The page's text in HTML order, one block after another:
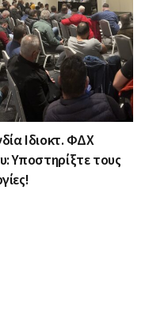
Ιδιοκτ. ΦΔΧ
Υποστηρίξτε τους